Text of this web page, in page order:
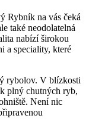
Rybník na vás čeká
také neodolatelná
nabízí širokou
a speciality, které
rybolov. V blízkosti
plný chutných ryb,
Není nic